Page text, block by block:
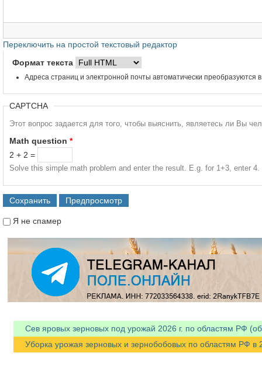
Переключить на простой текстовый редактор
Формат текста
Адреса страниц и электронной почты автоматически преобразуются
CAPTCHA
Этот вопрос задается для того, чтобы выяснить, являетесь ли Вы
Math question *
2 + 2 =
Solve this simple math problem and enter the result. E.g. for 1+3, enter 4.
Я не спамер
Сев яровых зерновых под урожай 2026 г. по областям РФ
Уборка урожая зерновых и зернобобовых по областям РФ в